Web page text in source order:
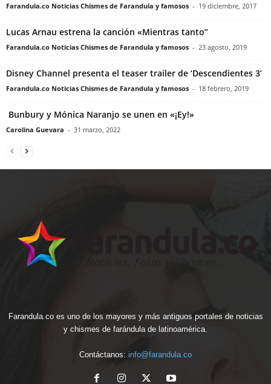
Farandula.co Noticias Chismes de Farandula y famosos - 19 diciembre, 2017
Lucas Arnau estrena la canción «Mientras tanto”
Farandula.co Noticias Chismes de Farandula y famosos - 23 agosto, 2019
Disney Channel presenta el teaser trailer de ‘Descendientes 3’
Farandula.co Noticias Chismes de Farandula y famosos - 18 febrero, 2019
Bunbury y Mónica Naranjo se unen en «¡Ey!»
Carolina Guevara - 31 marzo, 2022
Farandula.co es uno de los mayores y más antiguos portales de noticias
y chismes de farándula de latinoamérica.
Contáctanos: info@farandula.co